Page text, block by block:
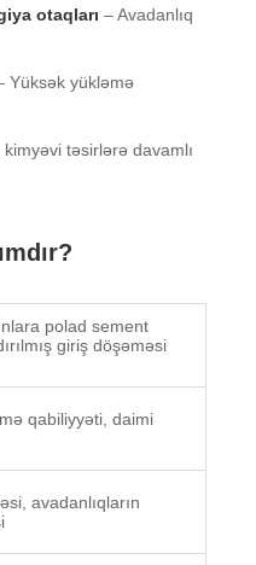
otaqları – Avadanlıq
Yüksək yükləmə
təsirlərə davamlı
polad sement
giriş döşəməsi
qabiliyyəti, daimi
avadanlıqların